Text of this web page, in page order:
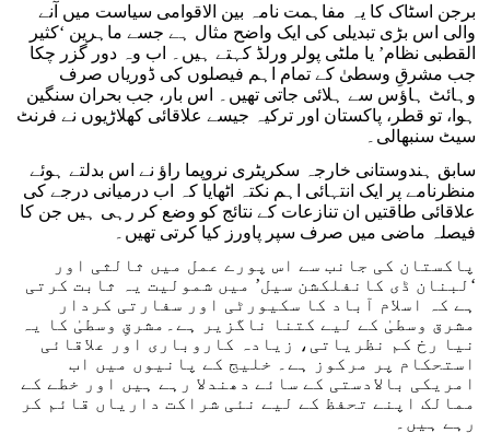
برجن اسٹاک کا یہ مفاہمت نامہ بین الاقوامی سیاست میں آنے
والی اس بڑی تبدیلی کی ایک واضح مثال ہے جسے ماہرین ‘کثیر
القطبی نظام’ یا ملٹی پولر ورلڈ کہتے ہیں۔ اب وہ دور گزر چکا
جب مشرقِ وسطیٰ کے تمام اہم فیصلوں کی ڈوریاں صرف
وہائٹ ہاؤس سے ہلائی جاتی تھیں۔ اس بار، جب بحران سنگین
ہوا، تو قطر، پاکستان اور ترکیہ جیسے علاقائی کھلاڑیوں نے فرنٹ
سیٹ سنبھالی۔
سابق ہندوستانی خارجہ سکریٹری نروپما راؤ نے اس بدلتے ہوئے
منظرنامے پر ایک انتہائی اہم نکتہ اٹھایا کہ اب درمیانی درجے کی
علاقائی طاقتیں ان تنازعات کے نتائج کو وضع کر رہی ہیں جن کا
فیصلہ ماضی میں صرف سپر پاورز کیا کرتی تھیں۔
پاکستان کی جانب سے اس پورے عمل میں ثالثی اور
‘لبنان ڈی کانفلکشن سیل’ میں شمولیت یہ ثابت کرتی
ہے کہ اسلام آباد کا سکیورٹی اور سفارتی کردار
مشرق وسطیٰ کے لیے کتنا ناگزیر ہے۔مشرقِ وسطیٰ کا یہ
نیا رخ کم نظریاتی، زیادہ کاروباری اور علاقائی
استحکام پر مرکوز ہے۔ خلیج کے پانیوں میں اب
امریکی بالادستی کے سائے دھندلا رہے ہیں اور خطے کے
ممالک اپنے تحفظ کے لیے نئی شراکت داریاں قائم کر
رہے ہیں۔